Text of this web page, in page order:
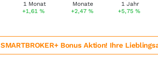
+1,61% +2,47 % +5,75%
SMARTBROKER+ Bonus Aktion! Ihre